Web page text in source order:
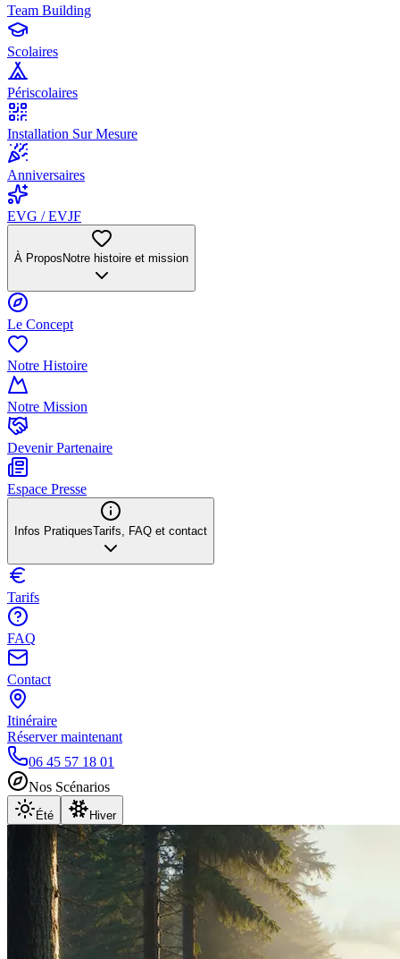
Team Building
Scolaires
Périscolaires
Installation Sur Mesure
Anniversaires
EVG / EVJF
À Propos Notre histoire et mission
Le Concept
Notre Histoire
Notre Mission
Devenir Partenaire
Espace Presse
Infos PratiquesTarifs, FAQ et contact
Tarifs
FAQ
Contact
Itinéraire
Réserver maintenant
06 45 57 18 01
Nos Scénarios
Été Hiver